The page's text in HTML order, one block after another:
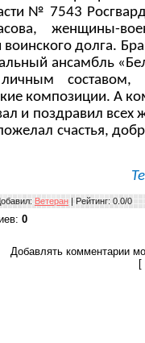
№ 7543
женщины-
воинского долга.
ансамбль
составом,
композиции. А
и поздравил
счастья,
: Ветеран | Рейтинг: 0.0/0
: 0
Добавлять комментарии
[